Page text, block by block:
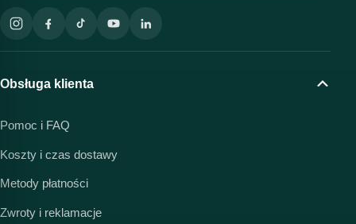
Obsługa klienta
Pomoc i FAQ
Koszty i czas dostawy
Metody płatności
Zwroty i reklamacje